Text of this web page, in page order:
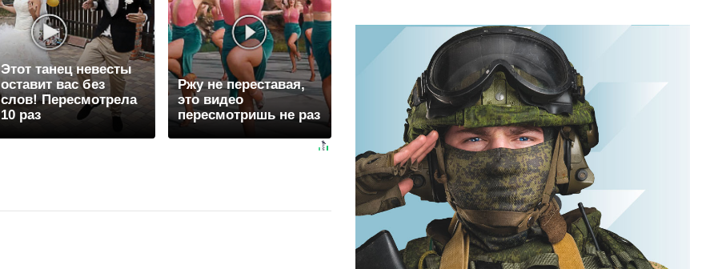
Этот танец невесты
оставит вас без
слов! Пересмотрела
10 раз
Ржу не переставая,
это видео
пересмотришь не раз